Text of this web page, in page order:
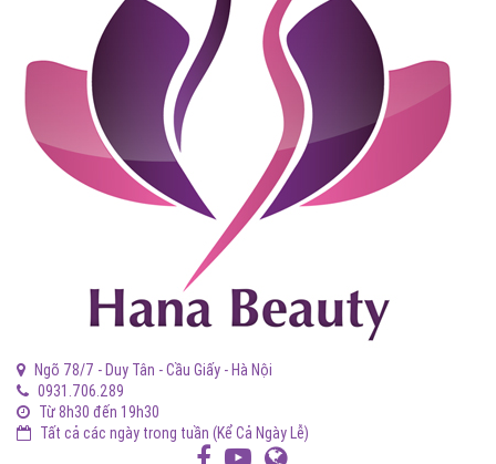
Ngõ 78/7 - Duy Tân - Cầu Giấy - Hà Nội
0931.706.289
Từ 8h30 đến 19h30
Tất cả các ngày trong tuần (Kể Cả Ngày Lễ)